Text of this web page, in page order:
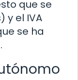
que se
y el IVA
se ha